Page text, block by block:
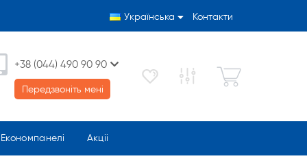
Українська Контакти
+38 (044) 490 90 90
Передзвоніть мені
Економпанелі Акціі